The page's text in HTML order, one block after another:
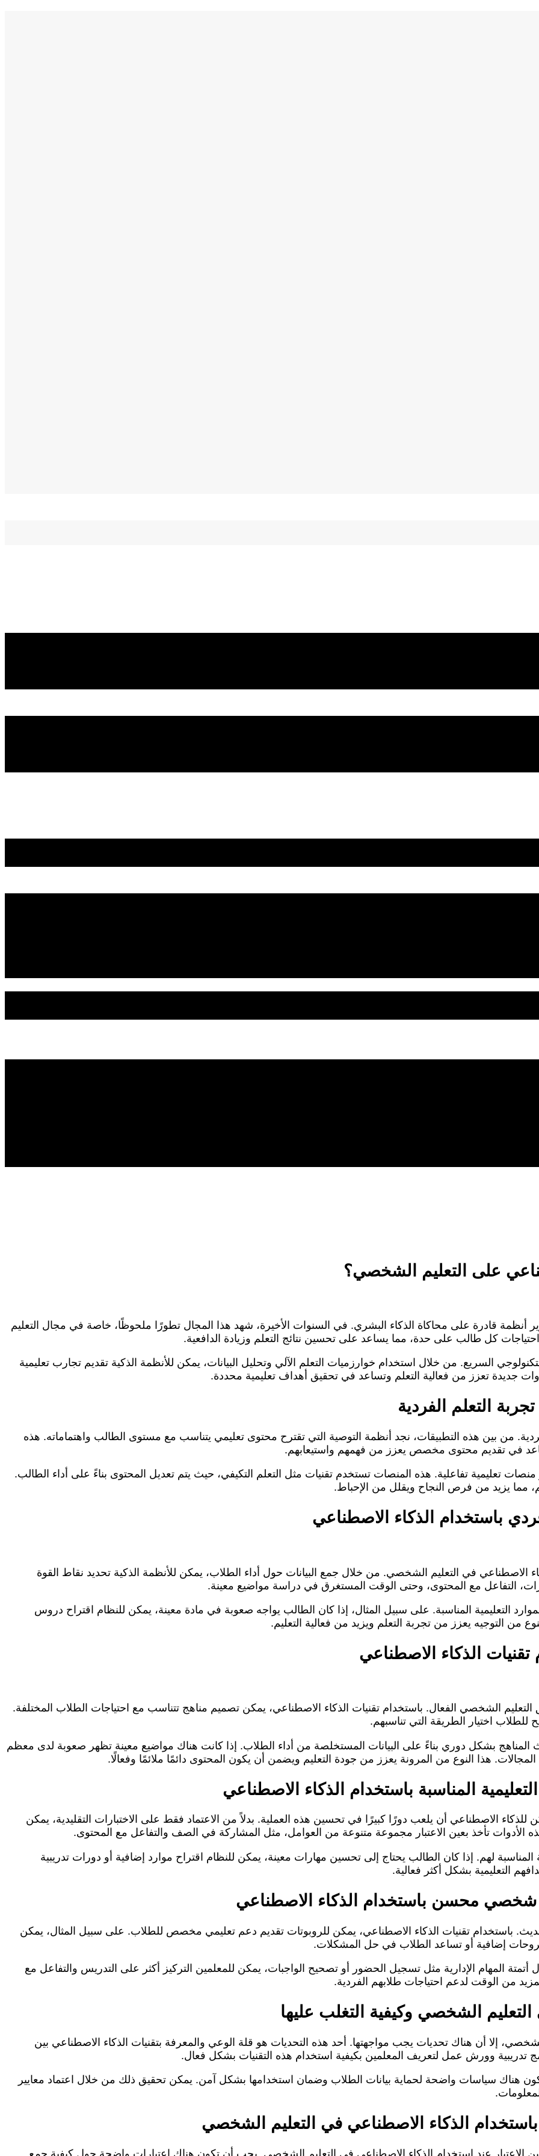
قادرة على محاكاة الذكاء البشري. في السنوات الأخيرة، شهد هذا المجال تطورًا ملحوظًا، خاصة في مجال التعليم
كل طالب على حدة، مما يساعد على تحسين نتائج التعلم وزيادة الدافعية.
السريع. من خلال استخدام خوارزميات التعلم الآلي وتحليل البيانات، يمكن للأنظمة الذكية تقديم تجارب تعليمية
جديدة تعزز من فعالية التعلم وتساعد في تحقيق أهداف تعليمية محددة.
التعلم الفردية
من بين هذه التطبيقات، نجد أنظمة التوصية التي تقترح محتوى تعليمي يتناسب مع مستوى الطالب واهتماماته. هذه
في تقديم محتوى مخصص يعزز من فهمهم واستيعابهم.
تعليمية تفاعلية. هذه المنصات تستخدم تقنيات مثل التعلم التكيفي، حيث يتم تعديل المحتوى بناءً على أداء الطالب.
مما يزيد من فرص النجاح ويقلل من الإحباط.
باستخدام الذكاء الاصطناعي
الاصطناعي في التعليم الشخصي. من خلال جمع البيانات حول أداء الطلاب، يمكن للأنظمة الذكية تحديد نقاط القوة
التفاعل مع المحتوى، وحتى الوقت المستغرق في دراسة مواضيع معينة.
التعليمية المناسبة. على سبيل المثال، إذا كان الطالب يواجه صعوبة في مادة معينة، يمكن للنظام اقتراح دروس
من التوجيه يعزز من تجربة التعلم ويزيد من فعالية التعليم.
الذكاء الاصطناعي
الشخصي الفعال. باستخدام تقنيات الذكاء الاصطناعي، يمكن تصميم مناهج تتناسب مع احتياجات الطلاب المختلفة.
للطلاب اختيار الطريقة التي تناسبهم.
بشكل دوري بناءً على البيانات المستخلصة من أداء الطلاب. إذا كانت هناك مواضيع معينة تظهر صعوبة لدى معظم
هذا النوع من المرونة يعزز من جودة التعليم ويضمن أن يكون المحتوى دائمًا ملائمًا وفعالًا.
المناسبة باستخدام الذكاء الاصطناعي
الاصطناعي أن يلعب دورًا كبيرًا في تحسين هذه العملية. بدلاً من الاعتماد فقط على الاختبارات التقليدية، يمكن
الأدوات تأخذ بعين الاعتبار مجموعة متنوعة من العوامل، مثل المشاركة في الصف والتفاعل مع المحتوى.
المناسبة لهم. إذا كان الطالب يحتاج إلى تحسين مهارات معينة، يمكن للنظام اقتراح موارد إضافية أو دورات تدريبية
التعليمية بشكل أكثر فعالية.
شخصي محسن باستخدام الذكاء الاصطناعي
باستخدام تقنيات الذكاء الاصطناعي، يمكن للروبوتات تقديم دعم تعليمي مخصص للطلاب. على سبيل المثال، يمكن
إضافية أو تساعد الطلاب في حل المشكلات.
المهام الإدارية مثل تسجيل الحضور أو تصحيح الواجبات، يمكن للمعلمين التركيز أكثر على التدريس والتفاعل مع
من الوقت لدعم احتياجات طلابهم الفردية.
الشخصي وكيفية التغلب عليها
إلا أن هناك تحديات يجب مواجهتها. أحد هذه التحديات هو قلة الوعي والمعرفة بتقنيات الذكاء الاصطناعي بين
تدريبية وورش عمل لتعريف المعلمين بكيفية استخدام هذه التقنيات بشكل فعال.
هناك سياسات واضحة لحماية بيانات الطلاب وضمان استخدامها بشكل آمن. يمكن تحقيق ذلك من خلال اعتماد معايير
باستخدام الذكاء الاصطناعي في التعليم الشخصي
الاعتبار عند استخدام الذكاء الاصطناعي في التعليم الشخصي. يجب أن تكون هناك اعتبارات واضحة حول كيفية جمع